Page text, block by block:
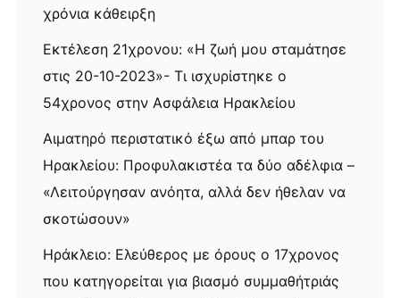
χρόνια κάθειρξη
Εκτέλεση 21χρονου: «Η ζωή μου σταμάτησε
στις 20-10-2023»- Τι ισχυρίστηκε ο
54χρονος στην Ασφάλεια Ηρακλείου
Αιματηρό περιστατικό έξω από μπαρ του
Ηρακλείου: Προφυλακιστέα τα δύο αδέλφια –
«Λειτούργησαν ανόητα, αλλά δεν ήθελαν να
σκοτώσουν»
Ηράκλειο: Ελεύθερος με όρους ο 17χρονος
που κατηγορείται για βιασμό συμμαθήτριάς